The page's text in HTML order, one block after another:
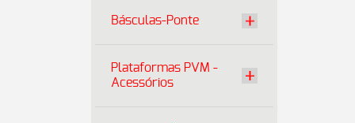
Básculas-Ponte
Plataformas PVM -
Acessórios